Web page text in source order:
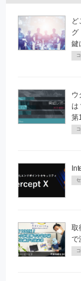
ど
グ
鍵
ウ
は
第
取
で